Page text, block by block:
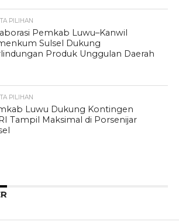
PILIHAN
Pemkab Luwu–Kanwil
Sulsel Dukung
Produk Unggulan Daerah
PILIHAN
Luwu Dukung Kontingen
Tampil Maksimal di Porsenijar